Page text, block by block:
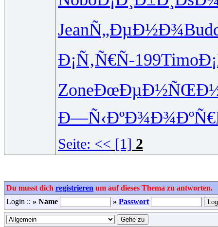
JeanÑ„ÐµÐ½Ð¾
Ð¡Ñ‚Ñ€Ñ-199Timo
ZoneÐœÐµÐ½ÑŒ
Ð—Ñ‹ÐºÐ¾
Seite: << [1] 2
Du musst dich registrieren um auf dieses Thema zu antworten.
Login :: » Name » Passwort